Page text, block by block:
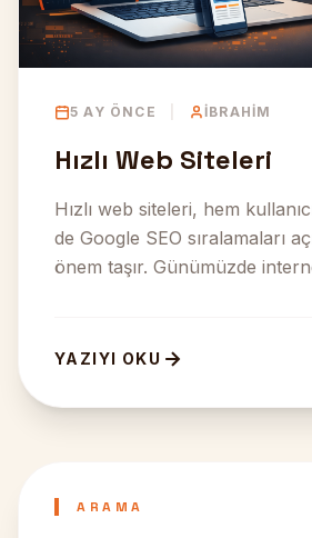
5 AY ÖNCE İBRAHIM
Hızlı Web Siteleri
Hızlı web siteleri, hem
de Google SEO sıralamaları
önem taşır. Günümüzde
YAZIYI OKU
ARAMA